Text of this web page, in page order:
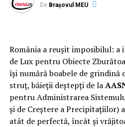
rezonanței numelor grele din
asigure protecția
anume faptul că vorbim doar
cât de repede se mișcă
până și unui Virgil Ardelean le
greu să se ”updateze” în
”operativilor”, astfel că
orice clipe. Începând chiar cu
De Brașovul MEU
România a reușit imposibilul: a
de Lux pentru Obiecte
își numără boabele de grindină
struț, băieții deștepți de la
pentru Administrarea
și de Creștere a Precipitațiilor)
atât de perfectă, încât și